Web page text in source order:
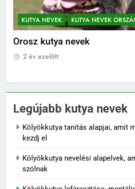
KUTYA NEVEK KUTYA NEVEK
Orosz kutya nevek
2 év ezelőtt
Legújabb kutya nevek
Kölyökkutya tanítás alapjai, amit
kezdj el
Kölyökkutya nevelési alapelvek,
szólnak